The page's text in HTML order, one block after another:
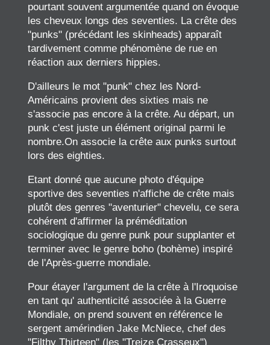
pourtant souvent argumentée quand on évoque
les cheveux longs des seventies. La crête des
"punks" (précédant les skinheads) apparaît
tardivement comme phénomène de rue en
réaction aux derniers hippies.
D'ailleurs le mot "punk" chez les Nord-
Américains provient des sixties mais ne
s'associe pas encore à la crête. Au départ, un
punk c'est juste un élément original parmi le
nombre.On associe la crête aux punks surtout
lors des eighties.
Etant donné que aucune photo d'équipe
sportive des seventies n'affiche de crête mais
plutôt des genres "aventurier" chevelu, ce sera
cohérent d'affirmer la préméditation
sociologique du genre punk pour supplanter et
terminer avec le genre boho (bohème) inspiré
de l'Après-guerre mondiale.
Pour étayer l'argument de la crête à l'Iroquoise
en tant qu' authenticité associée à la Guerre
Mondiale, on prend souvent en référence le
sergent amérindien Jake McNiece, chef des
"Filthy Thirteen" (les "Treize Crasseux")